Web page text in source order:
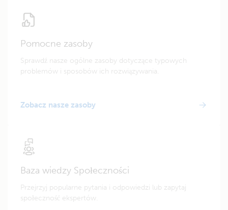
Pomocne zasoby
Sprawdź nasze ogólne zasoby dotyczące typowych
problemów i sposobów ich rozwiązywania.
Zobacz nasze zasoby
Baza wiedzy Społeczności
Przejrzyj popularne pytania i odpowiedzi lub zapytaj
społeczność ekspertów.